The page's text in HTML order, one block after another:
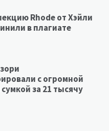
Rhode от Хэйли
в плагиате
с огромной
за 21 тысячу